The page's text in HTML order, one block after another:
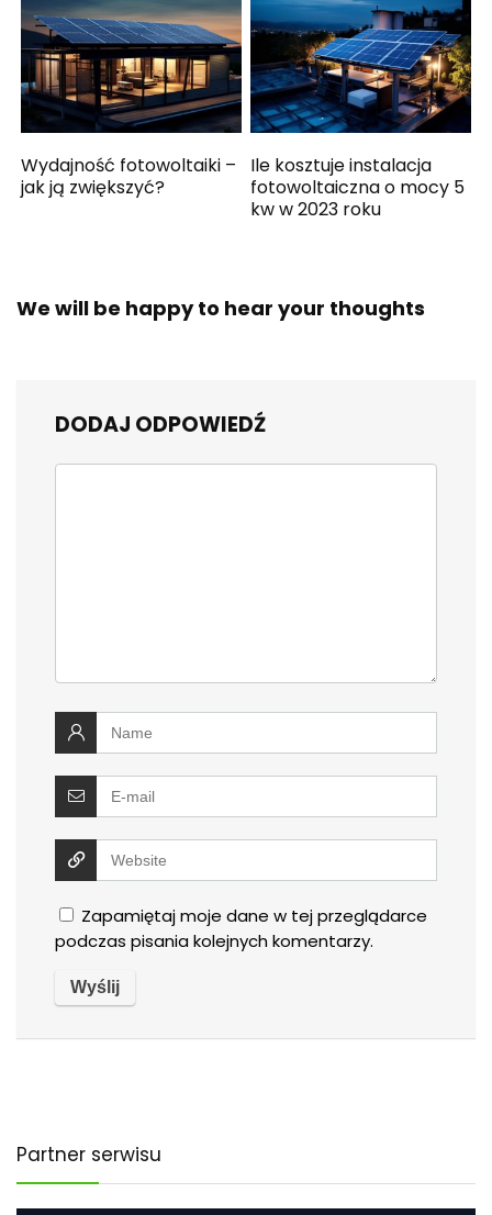
Wydajność fotowoltaiki –
jak ją zwiększyć?
Ile kosztuje instalacja
fotowoltaiczna o mocy 5
kw w 2023 roku
We will be happy to hear your thoughts
DODAJ ODPOWIEDŹ
Zapamiętaj moje dane w tej przeglądarce
podczas pisania kolejnych komentarzy.
Partner serwisu